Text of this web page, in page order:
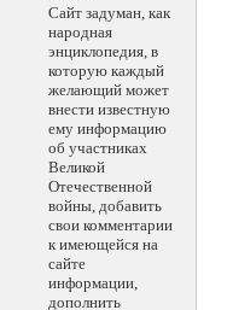
Сайт задуман, как
народная
энциклопедия, в
которую каждый
желающий может
внести известную
ему информацию
об участниках
Великой
Отечественной
войны, добавить
свои комментарии
к имеющейся на
сайте
информации,
дополнить